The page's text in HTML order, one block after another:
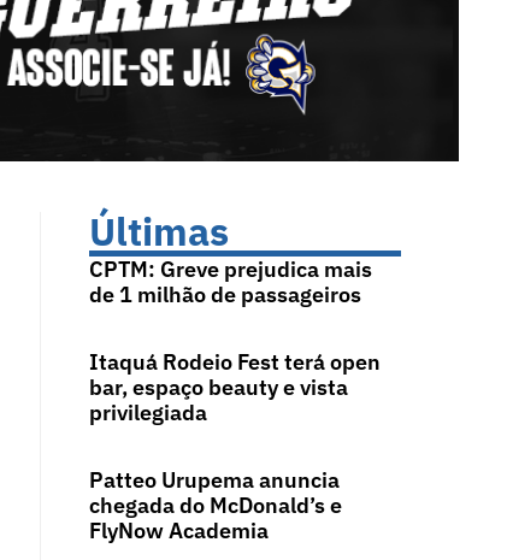
Últimas
CPTM: Greve prejudica mais
de 1 milhão de passageiros
Itaquá Rodeio Fest terá open
bar, espaço beauty e vista
privilegiada
Patteo Urupema anuncia
chegada do McDonald’s e
FlyNow Academia